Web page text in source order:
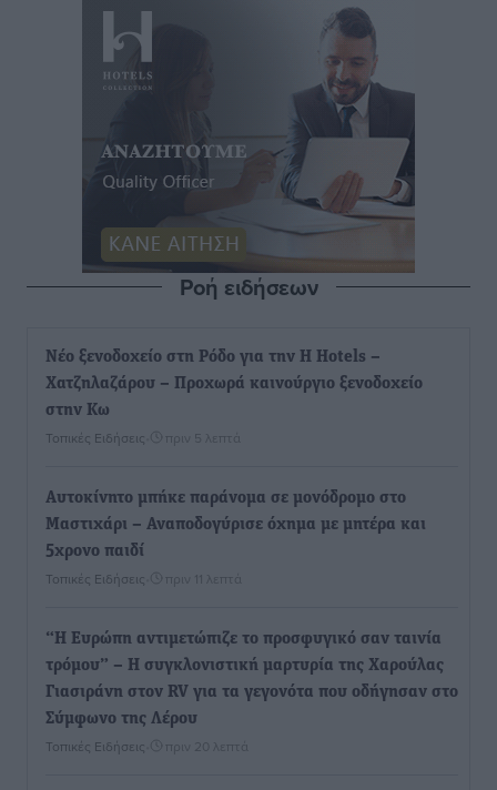
Ροή ειδήσεων
Νέο ξενοδοχείο στη Ρόδο για την H Hotels –
Χατζηλαζάρου – Προχωρά καινούργιο ξενοδοχείο
στην Κω
Τοπικές Ειδήσεις πριν 5 λεπτά
Αυτοκίνητο μπήκε παράνομα σε μονόδρομο στο
Μαστιχάρι – Αναποδογύρισε όχημα με μητέρα και
5χρονο παιδί
Τοπικές Ειδήσεις πριν 11 λεπτά
“Η Ευρώπη αντιμετώπιζε το προσφυγικό σαν ταινία
τρόμου” – Η συγκλονιστική μαρτυρία της Χαρούλας
Γιασιράνη στον RV για τα γεγονότα που οδήγησαν στο
Σύμφωνο της Λέρου
Τοπικές Ειδήσεις πριν 20 λεπτά